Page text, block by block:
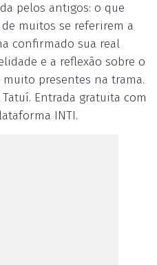
pelos antigos: o que
muitos se referirem a
confirmado sua real
e a reflexão sobre o
presentes na trama.
Tatuí. Entrada gratuita com
INTI.